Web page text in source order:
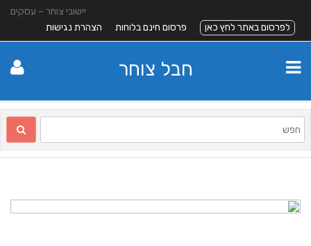
יישובי צוחר – עסקים
לפרסום באתר לחץ כאן
פרסום חינם בלוחות הצהרת נגישות
חבל צוחר